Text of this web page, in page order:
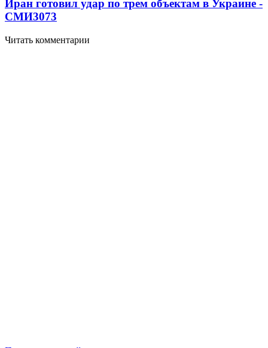
Иран готовил удар по трем объектам в Украине -
СМИ3073
Читать комментарии